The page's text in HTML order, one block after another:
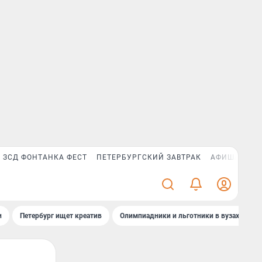
ЗСД ФОНТАНКА ФЕСТ ПЕТЕРБУРГСКИЙ ЗАВТРАК АФИША PLUS
Петербург ищет креатив Олимпиадники и льготники в вузах СПб